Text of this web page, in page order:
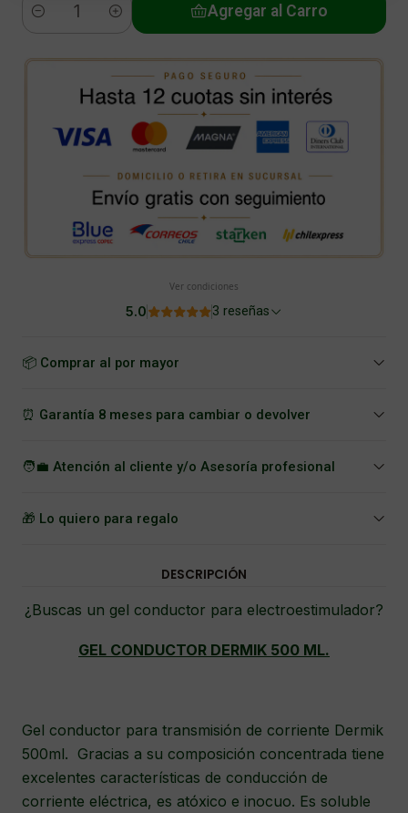
Cantidad
Agregar al Carro
Ver condiciones
5.0 3 reseñas
📦 Comprar al por mayor
⏰ Garantía 8 meses para cambiar o devolver
🧑‍💼 Atención al cliente y/o Asesoría profesional
🎁 Lo quiero para regalo
DESCRIPCIÓN
¿Buscas un gel conductor para electroestimulador?
GEL CONDUCTOR DERMIK 500 ML.
Gel conductor para transmisión de corriente Dermik
500ml. Gracias a su composición concentrada tiene
excelentes características de conducción de
corriente eléctrica, es atóxico e inocuo. Es soluble